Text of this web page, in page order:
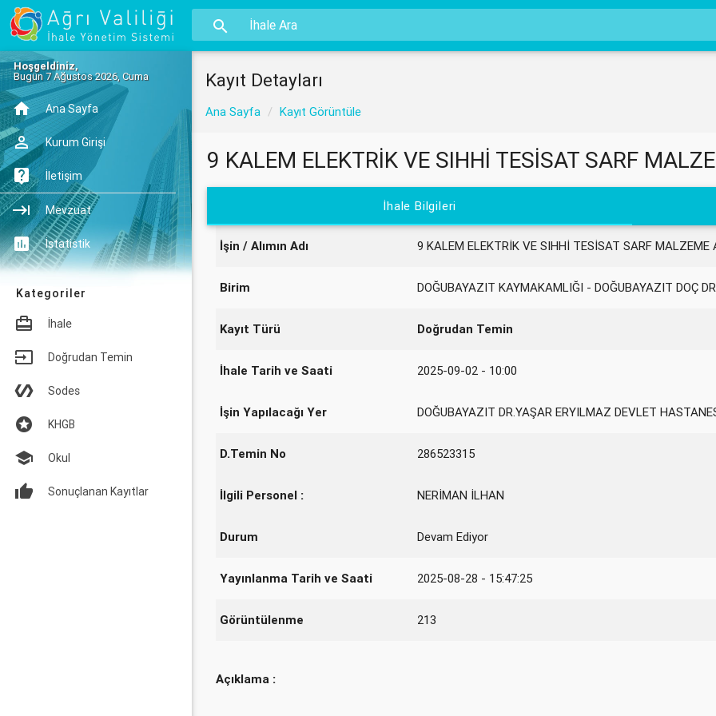
Hoşgeldiniz,
Bugün 7 Ağustos 2026, Cuma
Ana Sayfa
Kurum Girişi
İletişim
Mevzuat
İstatistik
Kategoriler
İhale
Doğrudan Temin
Sodes
KHGB
Okul
Sonuçlanan Kayıtlar
Kayıt Detayları
Ana Sayfa Kayıt Görüntüle
9 KALEM ELEKTRİK VE SIHHİ TESİSAT SARF
İhale Bilgileri
İşin / Alımın Adı 9 KALEM ELEKTRİK VE SIHHİ TESİSAT SARF MALZEME
Birim DOĞUBAYAZIT KAYMAKAMLIĞI - DOĞUBAYAZIT DOÇ
Kayıt Türü Doğrudan Temin
İhale Tarih ve Saati 2025-09-02 - 10:00
İşin Yapılacağı Yer DOĞUBAYAZIT DR.YAŞAR ERYILMAZ DEVLET
D.Temin No 286523315
İlgili Personel : NERİMAN İLHAN
Durum Devam Ediyor
Yayınlanma Tarih ve Saati 2025-08-28 - 15:47:25
Görüntülenme 213
Açıklama :